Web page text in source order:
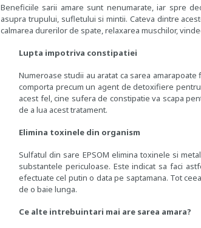
Beneficiile sarii amare sunt nenumarate, iar spre
asupra trupului, sufletului si mintii. Cateva dintre
calmarea durerilor de spate, relaxarea muschilor,
Lupta impotriva constipatiei
Numeroase studii au aratat ca sarea
comporta precum un agent de detoxifiere
acest fel, cine sufera de constipatie va scapa
de a lua acest tratament.
Elimina toxinele din organism
Sulfatul din sare EPSOM elimina toxinele si
substantele periculoase. Este indicat sa faci
efectuate cel putin o data pe saptamana. Tot
de o baie lunga.
Ce alte intrebuintari mai are sarea amara?